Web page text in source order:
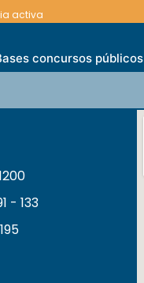
activa
concursos públicos
- 133